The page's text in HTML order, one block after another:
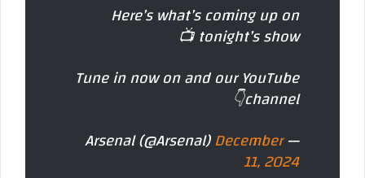
Here’s what’s coming up on
tonight’s show 📺
Tune in now onand our YouTube
channel👇
— Arsenal (@Arsenal)
December
11, 2024